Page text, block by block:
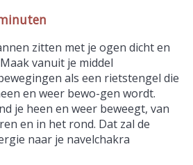
zitten met je ogen dicht en
vanuit je middel
als een rietstengel die
en weer bewo-gen wordt.
je heen en weer beweegt, van
en in het rond. Dat zal de
naar je navelchakra